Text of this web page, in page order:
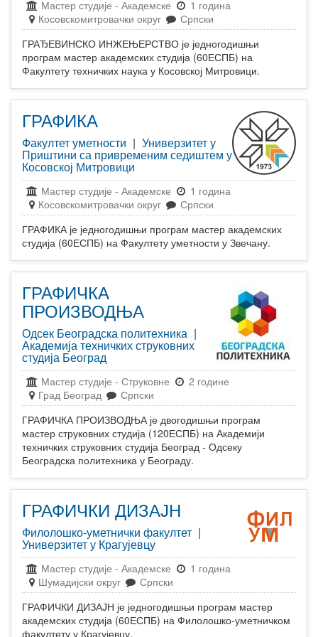
Мастер студије - Академске
1 година
Косовскомитровачки округ
Српски
ГРАЂЕВИНСКО ИНЖЕЊЕРСТВО је једногодишњи
програм мастер академских студија (60ЕСПБ) на
Факултету техничких наука у Косовској Митровици.
ГРАФИКА
Факултет уметности | Универзитет у
Приштини са привременим седиштем у
Косовској Митровици
Мастер студије - Академске
1 година
Косовскомитровачки округ
Српски
ГРАФИКА је једногодишњи програм мастер академских
студија (60ЕСПБ) на Факултету уметности у Звечану.
ГРАФИЧКА
ПРОИЗВОДЊА
Одсек Београдска политехника |
Академија техничких струковних
студија Београд
Мастер студије - Струковне
2 године
Град Београд
Српски
ГРАФИЧКА ПРОИЗВОДЊА је двогодишњи програм
мастер струковних студија (120ЕСПБ) на Академији
техничких струковних студија Београд - Одсеку
Београдска политехника у Београду.
ГРАФИЧКИ ДИЗАЈН
Филолошко-уметнички факултет |
Универзитет у Крагујевцу
Мастер студије - Академске
1 година
Шумадијски округ
Српски
ГРАФИЧКИ ДИЗАЈН је једногодишњи програм мастер
академских студија (60ЕСПБ) на Филолошко-уметничком
факултету у Крагујевцу.